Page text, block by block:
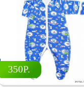
350Р.